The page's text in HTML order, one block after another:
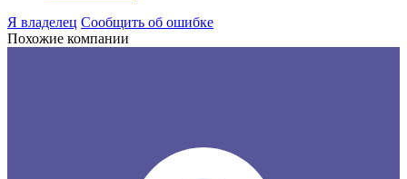
Я владелец Сообщить об ошибке
Похожие компании